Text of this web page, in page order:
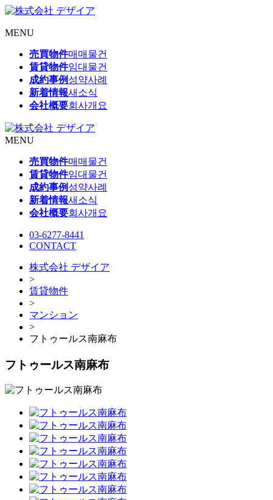
MENU
売買物件매매물건
賃貸物件임대물건
成約事例 성약사례
新着情報새소식
会社概要회사개요
MENU
売買物件매매물건
賃貸物件임대물건
成約事例 성약사례
新着情報새소식
会社概要회사개요
03-6277-8441
CONTACT
株式会社 デザイア
>
賃貸物件
>
マンション
>
フトゥールス南麻布
フトゥールス南麻布